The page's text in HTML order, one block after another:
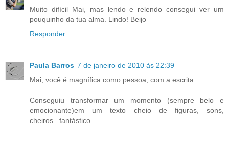
Muito difícil Mai, mas lendo e relendo consegui ver um
pouquinho da tua alma. Lindo! Beijo
Responder
Paula Barros 7 de janeiro de 2010 às 22:39
Mai, você é magnífica como pessoa, com a escrita.
Conseguiu transformar um momento (sempre belo e
emocionante)em um texto cheio de figuras, sons,
cheiros...fantástico.